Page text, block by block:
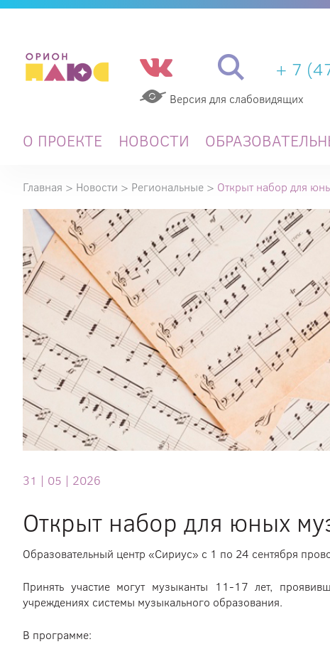
Версия для слабовидящих
+ 7
О ПРОЕКТЕ НОВОСТИ
Главная > Новости > Региональные > Открыт набор для
31 | 05 | 2026
Открыт набор для юных
Образовательный центр «Сириус» с 1 по 24 сентября
Принять участие могут музыканты 11-17 лет,
учреждениях системы музыкального образования.
В программе: